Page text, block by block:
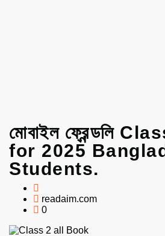
মোবাইল ফ্রেন্ডলি
for 2025
Students.
readaim.com
0